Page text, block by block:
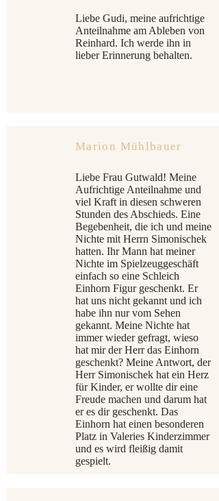
Liebe Gudi, meine aufrichtige
Anteilnahme am Ableben von
Reinhard. Ich werde ihn in
lieber Erinnerung behalten.
Marion Mühlbauer
Liebe Frau Gutwald! Meine
Aufrichtige Anteilnahme und
viel Kraft in diesen schweren
Stunden des Abschieds. Eine
Begebenheit, die ich und meine
Nichte mit Herrn Simonischek
hatten. Ihr Mann hat meiner
Nichte im Spielzeuggeschäft
einfach so eine Schleich
Einhorn Figur geschenkt. Er
hat uns nicht gekannt und ich
habe ihn nur vom Sehen
gekannt. Meine Nichte hat
immer wieder gefragt, wieso
hat mir der Herr das Einhorn
geschenkt? Meine Antwort, der
Herr Simonischek hat ein Herz
für Kinder, er wollte dir eine
Freude machen und darum hat
er es dir geschenkt. Das
Einhorn hat einen besonderen
Platz in Valeries Kinderzimmer
und es wird fleißig damit
gespielt.